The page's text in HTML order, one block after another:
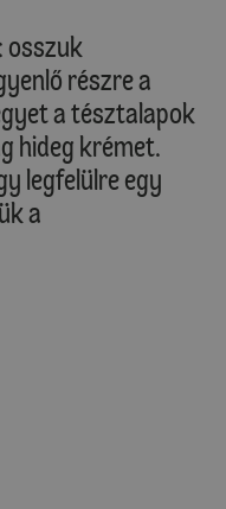
osszuk
részre a
a tésztalapok
hideg krémet.
legfelülre egy
a